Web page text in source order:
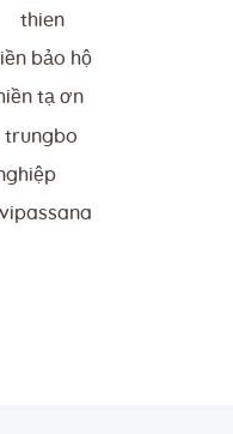
thien
bảo hộ
tạ ơn
trungbo
vipassana